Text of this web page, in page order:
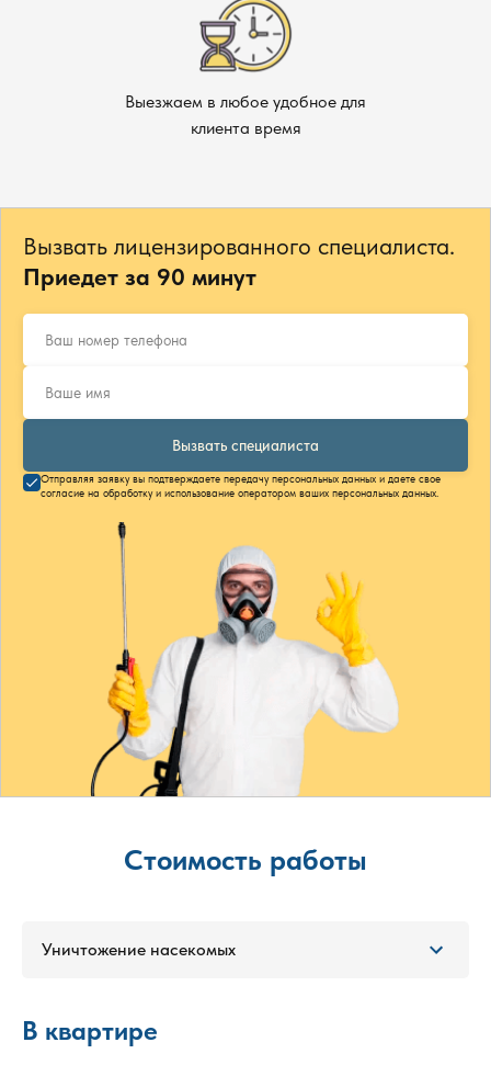
Выезжаем в любое удобное для
клиента время
Вызвать лицензированного специалиста.
Приедет за 90 минут
Вызвать специалиста
Отправляя заявку вы подтверждаете передачу персональных данных и даете свое
согласие на обработку и использование оператором ваших персональных данных.
Стоимость работы
Уничтожение насекомых
В квартире